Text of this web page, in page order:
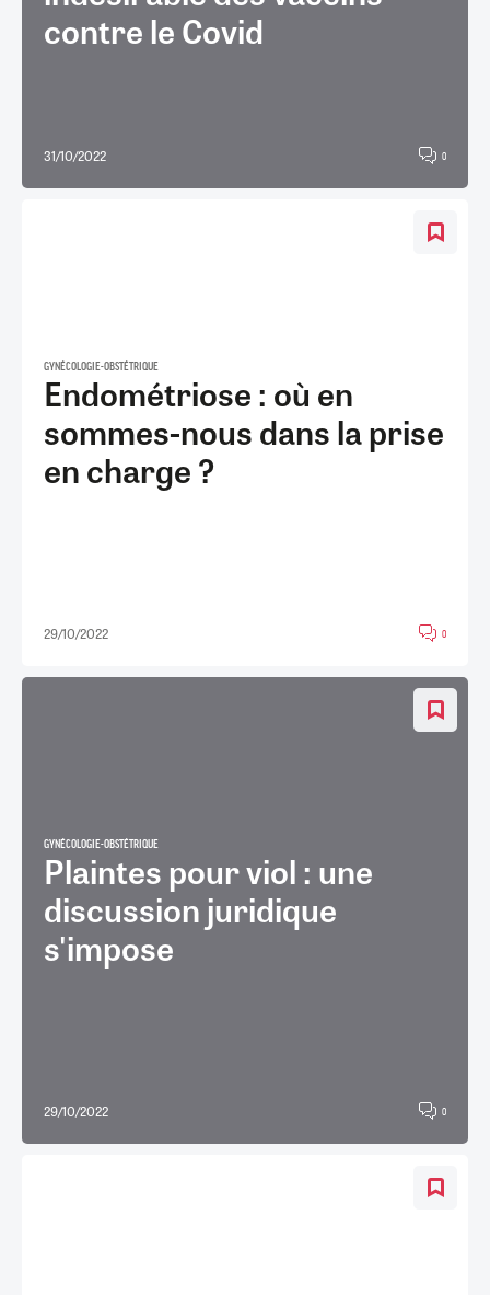
contre le Covid
31/10/2022 0
GYNÉCOLOGIE-OBSTÉTRIQUE
Endométriose : où en
sommes-nous dans la prise
en charge ?
29/10/2022 0
GYNÉCOLOGIE-OBSTÉTRIQUE
Plaintes pour viol : une
discussion juridique
s'impose
29/10/2022 0